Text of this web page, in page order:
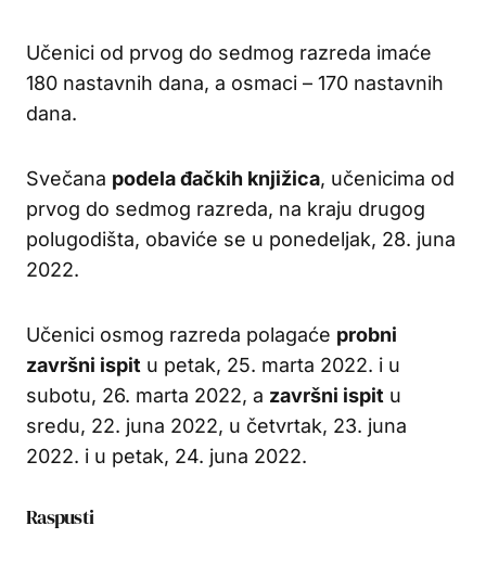
Učenici od prvog do sedmog razreda imaće
180 nastavnih dana, a osmaci – 170 nastavnih
dana.
Svečana podela đačkih knjižica, učenicima od
prvog do sedmog razreda, na kraju drugog
polugodišta, obaviće se u ponedeljak, 28. juna
2022.
Učenici osmog razreda polagaće probni
završni ispit u petak, 25. marta 2022. i u
subotu, 26. marta 2022, a završni ispit u
sredu, 22. juna 2022, u četvrtak, 23. juna
2022. i u petak, 24. juna 2022.
Raspusti